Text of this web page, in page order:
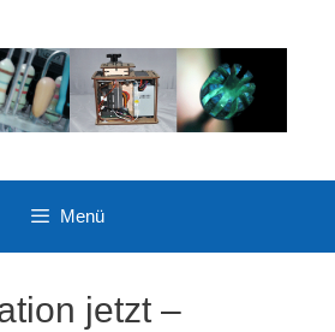
Menü
jetzt –